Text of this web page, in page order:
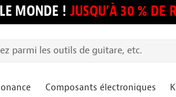
MONDE ! JUSQU’À 30 % DE
Composants électroniques